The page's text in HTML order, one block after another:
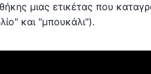
μιας ετικέτας που
και "μπουκάλι").